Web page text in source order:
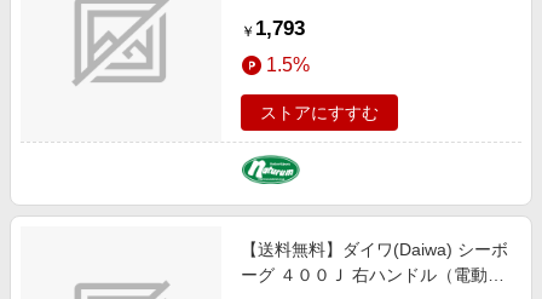
￥ 1,793
1.5%
ストアにすすむ
【送料無料】ダイワ(Daiwa) シーボ
ーグ ４００Ｊ 右ハンドル（電動リ